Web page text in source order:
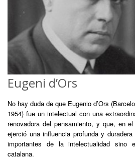
Eugeni d’Ors
No hay duda de que Eugenio d’Ors
1954) fue un intelectual con una
renovadora del pensamiento, y que, en
ejerció una influencia profunda y
importantes de la intelectualidad sino
catalana.